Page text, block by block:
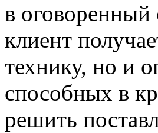
в
клиент
технику, но и
способных в
решить